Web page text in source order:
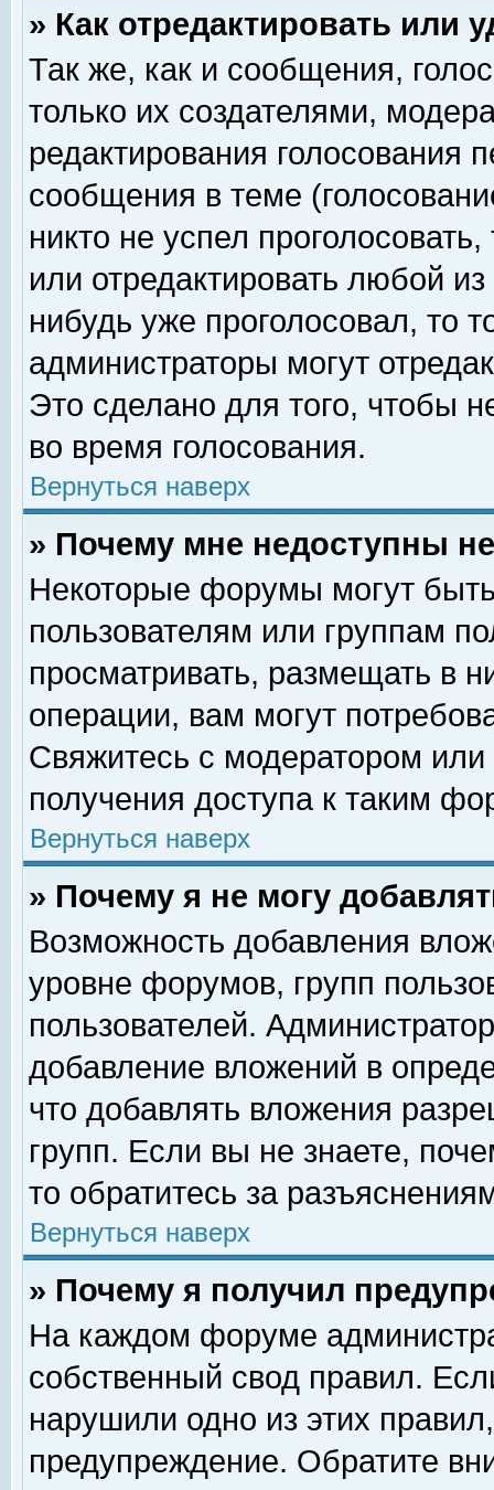
» Как отредактировать или
Так же, как и сообщения,
только их создателями,
редактирования голосования
сообщения в теме
никто не успел
или отредактировать любой
нибудь уже проголосовал, то
администраторы могут
Это сделано для того, чтобы
во время голосования.
Вернуться наверх
» Почему мне недоступны
Некоторые форумы могут
пользователям или группам
просматривать, размещать в
операции, вам могут
Свяжитесь с модератором
получения доступа к таким
Вернуться наверх
» Почему я не могу
Возможность добавления
уровне форумов, групп
пользователей.
добавление вложений в
что добавлять вложения
групп. Если вы не знаете,
то обратитесь за
Вернуться наверх
» Почему я получил
На каждом форуме
собственный свод правил.
нарушили одно из этих
предупреждение. Обратите